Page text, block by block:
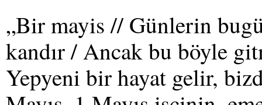
„Bir mayis // Günlerin
kandır / Ancak bu böyle
Yepyeni bir hayat gelir,